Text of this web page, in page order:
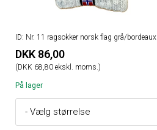
ID: Nr. 11 ragsokker norsk flag grå/bordeaux
DKK 86,00
(DKK 68,80 ekskl. moms.)
På lager